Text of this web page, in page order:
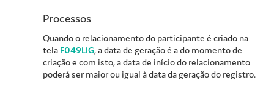
Processos
Quando o relacionamento do participante é criado na
tela F049LIG, a data de geração é a do momento de
criação e com isto, a data de início do relacionamento
poderá ser maior ou igual à data da geração do registro.